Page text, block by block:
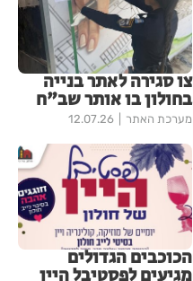
צו סגירה לאתר בנייה
בחולון בו אותר שב"ח
מערכת האתר 12.07.26
הכוכבים הגדולים